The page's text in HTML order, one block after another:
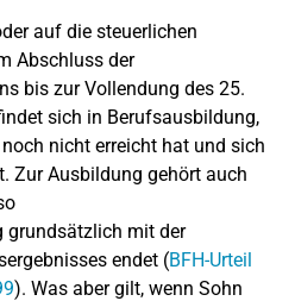
auf die steuerlichen
Abschluss der
bis zur Vollendung des 25.
sich in Berufsausbildung,
nicht erreicht hat und sich
Zur Ausbildung gehört auch
grundsätzlich mit der
endet (BFH-Urteil
). Was aber gilt, wenn Sohn